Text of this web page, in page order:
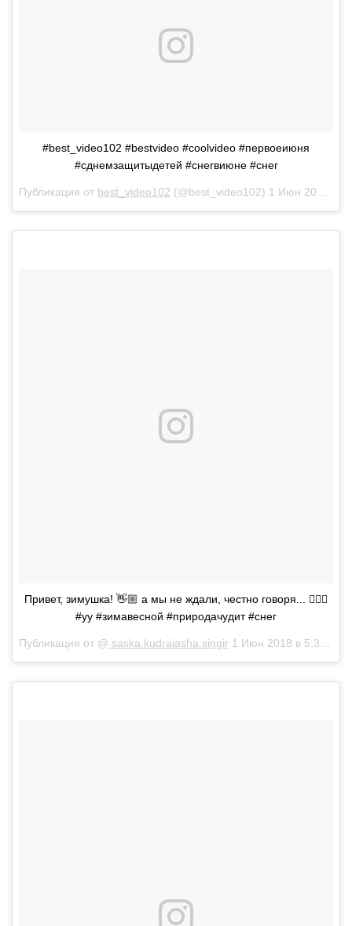
#best_video102 #bestvideo #coolvideo #первоеиюня
#сднемзащитыдетей #снегвиюне #снег
Публикация от best_video102 (@best_video102) 1 Июн 2018 в 6:04 PDT
Привет, зимушка! 👋🏼 а мы не ждали, честно говоря... 🤷🏼‍♀️
#уу #зимавесной #природачудит #снег
Публикация от @ saska.kudraiasha.singir 1 Июн 2018 в 5:34 PDT